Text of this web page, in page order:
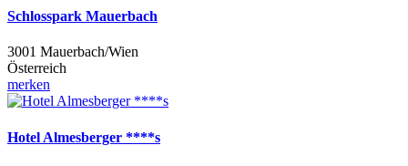
Schlosspark Mauerbach
3001 Mauerbach/Wien
Österreich
merken
Hotel Almesberger ****s